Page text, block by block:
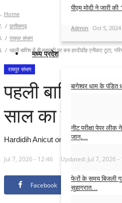
पीएम मोदी ने जारी
Admin Oct 5, 2024
मध्य प्रदेश
बागेश्वर धाम के पंडित
नीट परीक्षा पेपर
जान,...
Admin Jun 4, 2026
फेरों के समय बिजली
सुहागरात...
Home
छत्तीसगढ़
रायपुर संभाग
पहली बारिश में ही महानदी पर बना हरदीडीह एनीकट टूटा,
रायपुर संभाग
पहली बारिश में
साल का विशाल
Hardidih Anicut on the Mahanadi
Jul 7, 2026 - 12:46 Updated: Jul 7, 2026 -
Facebook